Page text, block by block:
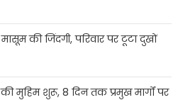
की जिंदगी, परिवार पर टूटा दुखों
मुहिम शुरू, 8 दिन तक प्रमुख मार्गों पर